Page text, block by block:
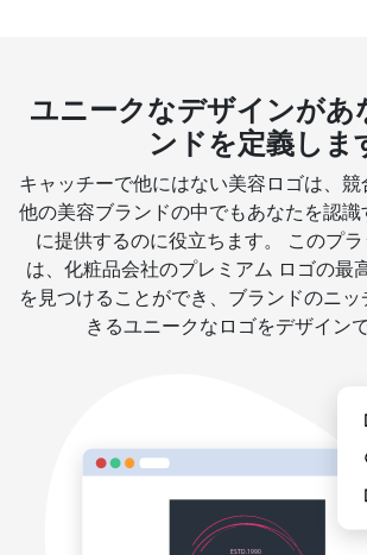
ユニークなデザインがあ
ンドを定義しま
キャッチーで他にはない美容ロゴは、競
他の美容ブランドの中でもあなたを認
に提供するのに役立ちます。 このプ
は、化粧品会社のプレミアム ロゴの最
を見つけることができ、ブランドのニ
きるユニークなロゴをデザイン